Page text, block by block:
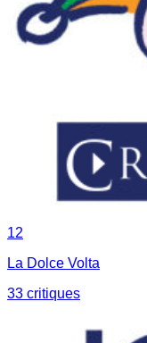
12
La Dolce Volta
33 critiques